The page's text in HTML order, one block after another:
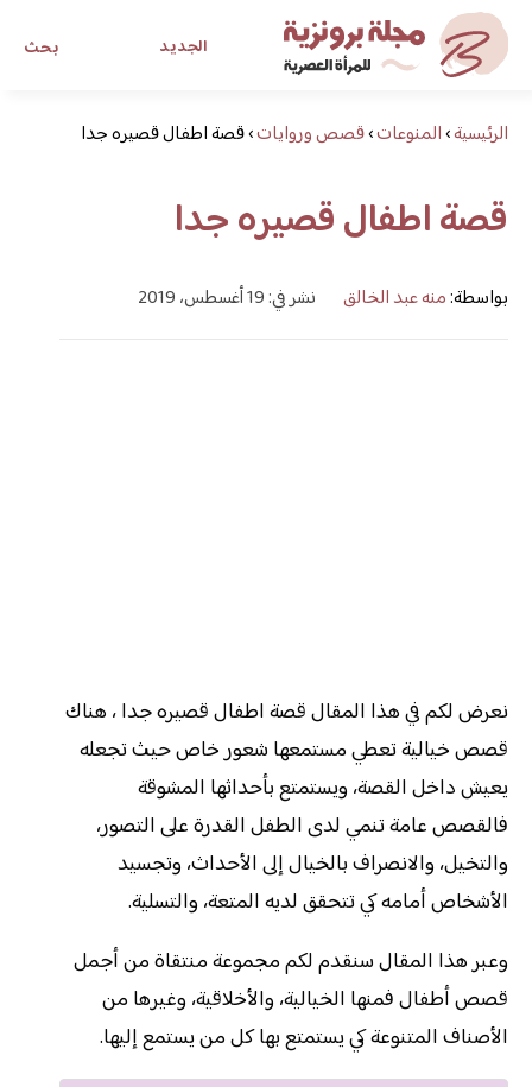
بحث الجديد
مجلة برونزية للفتاة العصرية
ابحث عن أي موضوع يهمك
الرئيسية›المنوعات›قصص وروايات›قصة اطفال قصيره جدا
قصة اطفال قصيره جدا
بواسطة:منه عبد الخالق نشر في: 19 أغسطس، 2019
نعرض لكم في هذا المقال قصة اطفال قصيره جدا ، هناك
قصص خيالية تعطي مستمعها شعور خاص حيث تجعله
يعيش داخل القصة، ويستمتع بأحداثها المشوقة
فالقصص عامة تنمي لدى الطفل القدرة على التصور،
والتخيل، والانصراف بالخيال إلى الأحداث، وتجسيد
الأشخاص أمامه كي تتحقق لديه المتعة، والتسلية.
وعبر هذا المقال سنقدم لكم مجموعة منتقاة من أجمل
قصص أطفال فمنها الخيالية، والأخلاقية، وغيرها من
الأصناف المتنوعة كي يستمتع بها كل من يستمع إليها.